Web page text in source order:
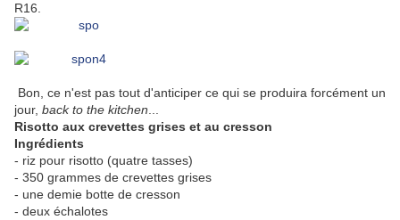
R16.
Bon, ce n'est pas tout d'anticiper ce qui se produira forcément un
jour, back to the kitchen
Risotto aux crevettes grises et au cresson
Ingrédients
- riz pour risotto (quatre tasses)
- 350 grammes de crevettes grises
- une demie botte de cresson
- deux échalotes